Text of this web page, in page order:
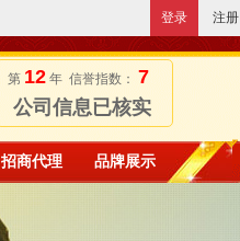
登录 注册
第 12 年 信誉指数： 7
公司信息已核实
招商代理 品牌展示